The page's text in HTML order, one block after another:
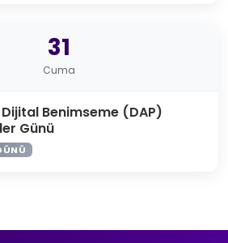
31
Cuma
Benimseme (DAP)
Günü